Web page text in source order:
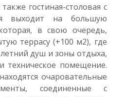
гостиная-столовая с
выходит на большую
в свою очередь,
террасу (+100 м2), где
летний душ и зоны отдыха,
техническое помещение.
очаровательные
соединенные с